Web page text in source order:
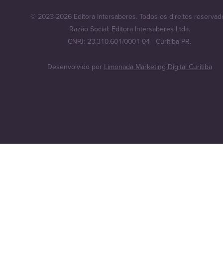
© 2023-2026 Editora Intersaberes. Todos os direitos
Razão Social: Editora Intersaberes Ltda.
CNPJ: 23.310.601/0001-04 - Curitiba-PR.
Desenvolvido porLimonada Marketing Digital Curitiba